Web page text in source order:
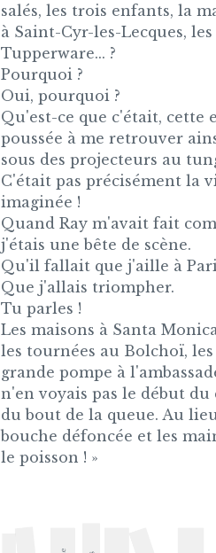
salés, les trois enfants, la
à Saint-Cyr-les-Lecques,
Tupperware... ?
Pourquoi ?
Oui, pourquoi ?
Qu'est-ce que c'était, cette
poussée à me retrouver
sous des projecteurs au
C'était pas précisément la
imaginée !
Quand Ray m'avait fait
j'étais une bête de scène.
Qu'il fallait que j'aille à
Que j'allais triompher.
Tu parles !
Les maisons à Santa
les tournées au Bolchoï,
grande pompe à
n'en voyais pas le début
du bout de la queue. Au
bouche défoncée et les
le poisson ! »